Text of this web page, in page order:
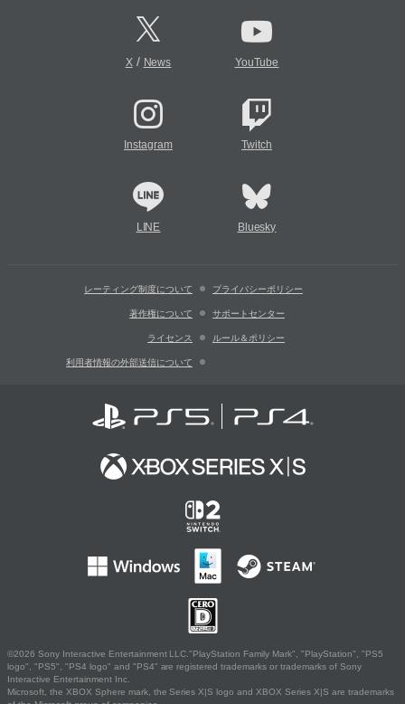
X/ News YouTube
Instagram Twitch
LINE Bluesky
レーティング制度について プライバシーポリシー
著作権について サポートセンター
ライセンス ルール＆ポリシー
利用者情報の外部送信について
©2026 Sony Interactive Entertainment LLC."PlayStation Family Mark", "PlayStation", "PS5
logo", "PS5", "PS4 logo" and "PS4" are registered trademarks or trademarks of Sony
Interactive Entertainment Inc.
Microsoft, the XBOX Sphere mark, the Series X|S logo and XBOX Series X|S are trademarks